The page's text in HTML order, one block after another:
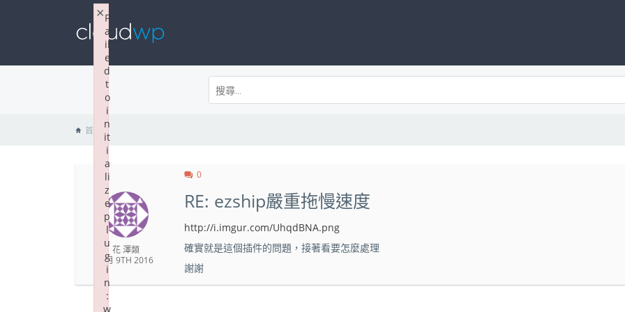
首頁
花 澤類
4 月 9TH 2016
0
RE: ezship嚴重拖慢速度
http://i.imgur.com/UhqdBNA.png
確實就是這個插件的問題，接著看要怎麼處理
謝謝
F
a
il
e
d
t
o
i
n
it
i
a
li
z
e
p
l
u
g
i
n
:
w
×